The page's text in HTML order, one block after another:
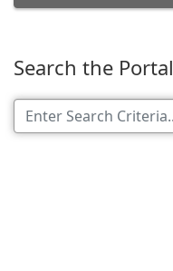
Search the Portal